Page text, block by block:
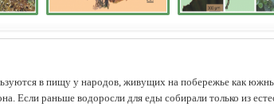
в пищу у народов, живущих на побережье как
Если раньше водоросли для еды собирали только из